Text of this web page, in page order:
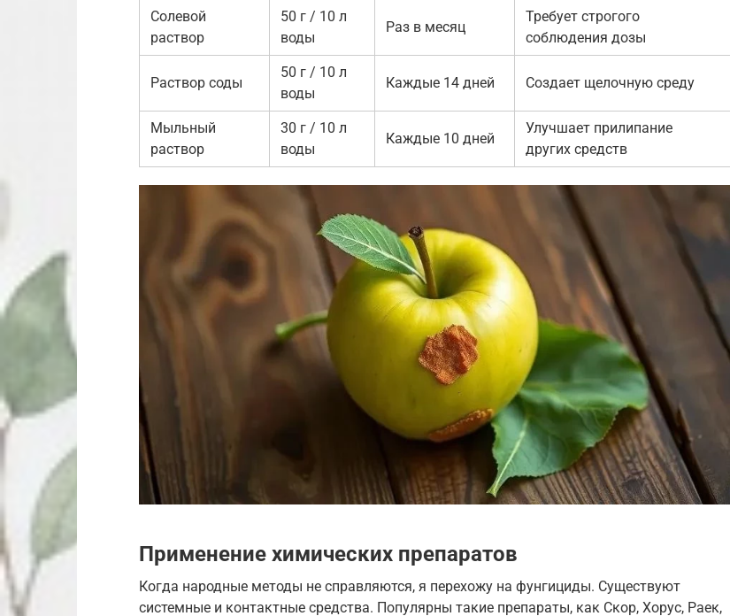
Солевой
раствор
50 г / 10 л
воды
Раз в месяц
Требует строгого
соблюдения дозы
Раствор соды
50 г / 10 л
воды
Каждые 14 дней Создает щелочную среду
Мыльный
раствор
30 г / 10 л
воды
Каждые 10 дней
Улучшает прилипание
других средств
Применение химических препаратов
Когда народные методы не справляются, я перехожу на фунгициды. Существуют
системные и контактные средства. Популярны такие препараты, как Скор, Хорус, Раек,